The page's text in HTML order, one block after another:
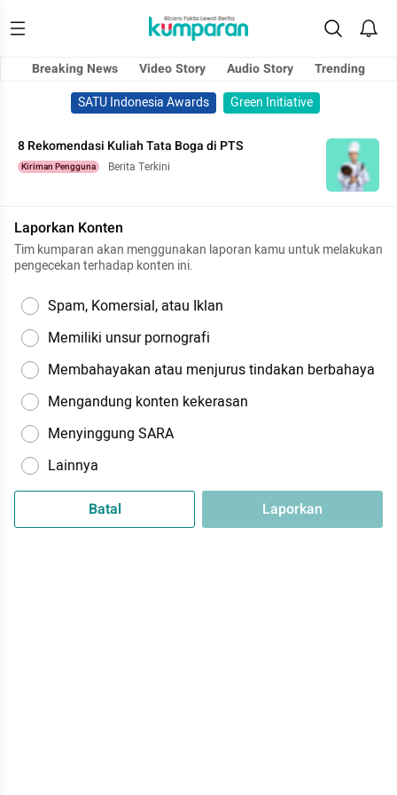
Breaking News Video Story Audio Story
Trending
SATU Indonesia Awards
Green Initiative
8 Rekomendasi Kuliah Tata Boga di PTS
Kiriman Pengguna Berita Terkini
Laporkan Konten
Tim kumparan akan menggunakan laporan kamu untuk melakukan
pengecekan terhadap konten ini.
Spam, Komersial, atau Iklan
Memiliki unsur pornografi
Membahayakan atau menjurus tindakan berbahaya
Mengandung konten kekerasan
Menyinggung SARA
Lainnya
Batal Laporkan